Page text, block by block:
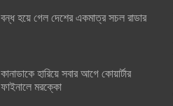
বন্ধ হয়ে গেল দেশের একমাত্র সচল রাডার
কানাডাকে হারিয়ে সবার আগে কোয়ার্টার
ফাইনালে মরক্কো